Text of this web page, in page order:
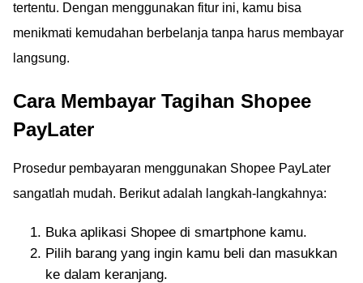
tertentu. Dengan menggunakan fitur ini, kamu bisa
menikmati kemudahan berbelanja tanpa harus membayar
langsung.
Cara Membayar Tagihan Shopee
PayLater
Prosedur pembayaran menggunakan Shopee PayLater
sangatlah mudah. Berikut adalah langkah-langkahnya:
Buka aplikasi Shopee di smartphone kamu.
Pilih barang yang ingin kamu beli dan masukkan
ke dalam keranjang.